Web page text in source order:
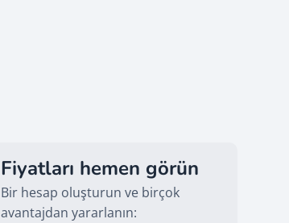
Fiyatları hemen görün
Bir hesap oluşturun ve birçok
avantajdan yararlanın: